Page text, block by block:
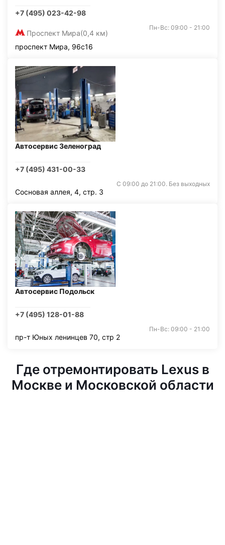
+7 (495) 023-42-98
Проспект Мира(0,4 км)
Пн-Вс: 09:00 - 21:00
проспект Мира, 96с16
Автосервис Зеленоград
+7 (495) 431-00-33
С 09:00 до 21:00. Без выходных
Сосновая аллея, 4, стр. 3
Автосервис Подольск
+7 (495) 128-01-88
Пн-Вс: 09:00 - 21:00
пр-т Юных ленинцев 70, стр 2
Где отремонтировать Lexus в
Москве и Московской области